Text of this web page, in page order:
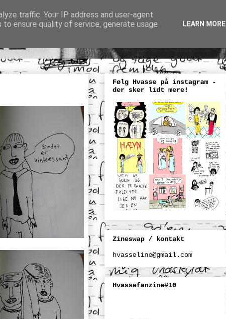
Følg Hvasse på instagram -
der sker lidt mere!
Zineswap / kontakt
hvasseline@gmail.com
Hvassefanzine#10
traffic. Your IP address and user-agent
ensure quality of service, generate usage
LEARN MORE